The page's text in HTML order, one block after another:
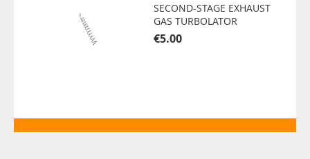
SECOND-STAGE EXHAUST
GAS TURBOLATOR
€5.00